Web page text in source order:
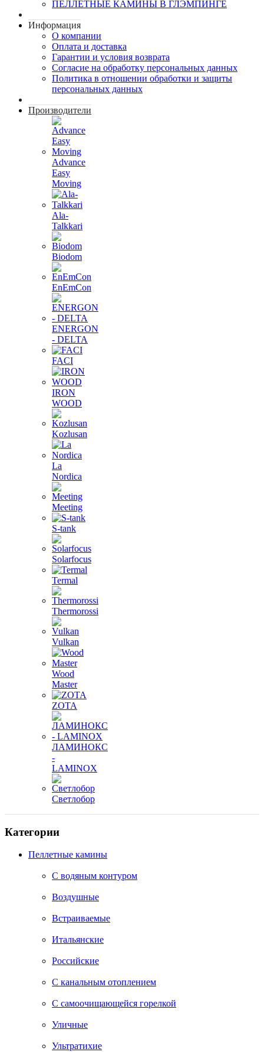
ПЕЛЛЕТНЫЕ КАМИНЫ В ГЛЭМПИНГЕ
Информация
О компании
Оплата и доставка
Гарантии и условия возврата
Согласие на обработку персональных данных
Политика в отношении обработки и защиты
персональных данных
Производители
Advance
Easy
Moving
Ala-
Talkkari
Biodom
EnEmCon
ENERGON
- DELTA
FACI
IRON
WOOD
Kozlusan
La
Nordica
Meeting
S-tank
Solarfocus
Termal
Thermorossi
Vulkan
Wood
Master
ZOTA
ЛАМИНОКС
-
LAMINOX
Светлобор
Категории
Пеллетные камины
C водяным контуром
Воздушные
Встраиваемые
Итальянские
Российские
С канальным отоплением
С самоочищающейся горелкой
Уличные
Ультратихие